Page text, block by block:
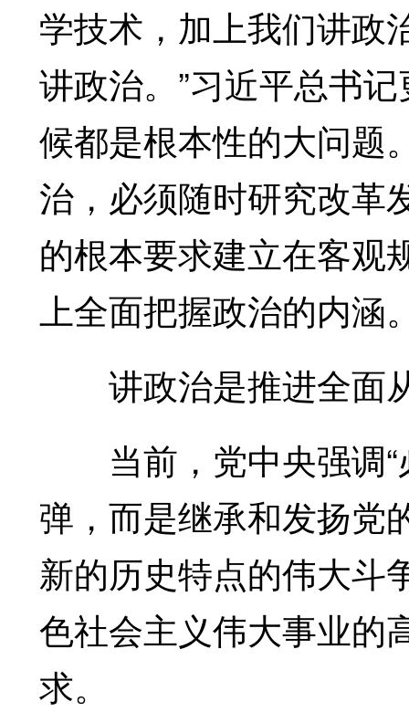
学技术，加上我们讲政
讲政治。”习近平总书
候都是根本性的大问题
治，必须随时研究改革
的根本要求建立在客观
上全面把握政治的内涵
讲政治是推进全面
当前，党中央强调“
弹，而是继承和发扬党
新的历史特点的伟大斗
色社会主义伟大事业的
求。